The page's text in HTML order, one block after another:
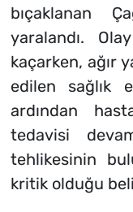
bıçaklanan
yaralandı.
kaçarken, ağır
edilen sağlık
ardından
tedavisi
tehlikesinin
kritik olduğu